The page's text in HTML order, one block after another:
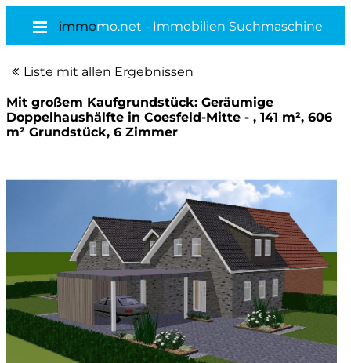
immomo.net - Immobilien Suchmaschine
Liste mit allen Ergebnissen
Mit großem Kaufgrundstück: Geräumige
Doppelhaushälfte in Coesfeld-Mitte - , 141 m², 606
m² Grundstück, 6 Zimmer